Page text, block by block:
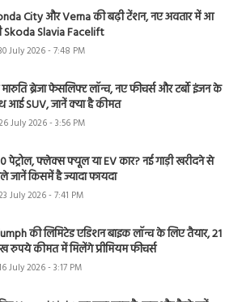
City और Verna की बढ़ी टेंशन, नए अवतार में आ
Skoda Slavia Facelift
July 2026 - 7:48 PM
ब्रेजा फेसलिफ्ट लॉन्च, नए फीचर्स और टर्बो इंजन के
आई SUV, जानें क्या है कीमत
July 2026 - 3:56 PM
पेट्रोल, फ्लेक्स फ्यूल या EV कार? नई गाड़ी खरीदने से
जानें किसमें है ज्यादा फायदा
July 2026 - 7:41 PM
की लिमिटेड एडिशन बाइक लॉन्च के लिए तैयार, 21
रुपये कीमत में मिलेंगे प्रीमियम फीचर्स
July 2026 - 3:17 PM